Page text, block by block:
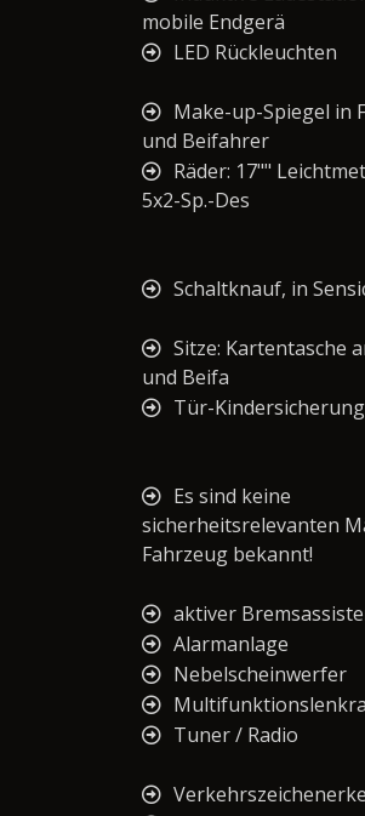
mobile Endgerä
LED Rückleuchten
Make-up-Spiegel in
und Beifahrer
Räder: 17""
5x2-Sp.-Des
Schaltknauf, in
Sitze: Kartentasche
und Beifa
Tür-
Es sind keine
sicherheitsrelevanten
Fahrzeug bekannt!
aktiver
Alarmanlage
Nebelscheinwerfer
Tuner / Radio